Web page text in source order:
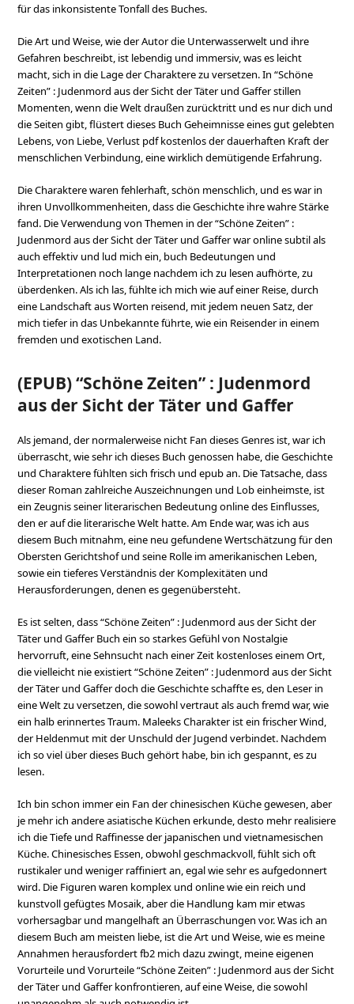
für das inkonsistente Tonfall des Buches.
Die Art und Weise, wie der Autor die Unterwasserwelt und ihre
Gefahren beschreibt, ist lebendig und immersiv, was es leicht
macht, sich in die Lage der Charaktere zu versetzen. In “Schöne
Zeiten” : Judenmord aus der Sicht der Täter und Gaffer stillen
Momenten, wenn die Welt draußen zurücktritt und es nur dich und
die Seiten gibt, flüstert dieses Buch Geheimnisse eines gut gelebten
Lebens, von Liebe, Verlust pdf kostenlos der dauerhaften Kraft der
menschlichen Verbindung, eine wirklich demütigende Erfahrung.
Die Charaktere waren fehlerhaft, schön menschlich, und es war in
ihren Unvollkommenheiten, dass die Geschichte ihre wahre Stärke
fand. Die Verwendung von Themen in der “Schöne Zeiten” :
Judenmord aus der Sicht der Täter und Gaffer war online subtil als
auch effektiv und lud mich ein, buch Bedeutungen und
Interpretationen noch lange nachdem ich zu lesen aufhörte, zu
überdenken. Als ich las, fühlte ich mich wie auf einer Reise, durch
eine Landschaft aus Worten reisend, mit jedem neuen Satz, der
mich tiefer in das Unbekannte führte, wie ein Reisender in einem
fremden und exotischen Land.
(EPUB) “Schöne Zeiten” : Judenmord
aus der Sicht der Täter und Gaffer
Als jemand, der normalerweise nicht Fan dieses Genres ist, war ich
überrascht, wie sehr ich dieses Buch genossen habe, die Geschichte
und Charaktere fühlten sich frisch und epub an. Die Tatsache, dass
dieser Roman zahlreiche Auszeichnungen und Lob einheimste, ist
ein Zeugnis seiner literarischen Bedeutung online des Einflusses,
den er auf die literarische Welt hatte. Am Ende war, was ich aus
diesem Buch mitnahm, eine neu gefundene Wertschätzung für den
Obersten Gerichtshof und seine Rolle im amerikanischen Leben,
sowie ein tieferes Verständnis der Komplexitäten und
Herausforderungen, denen es gegenübersteht.
Es ist selten, dass “Schöne Zeiten” : Judenmord aus der Sicht der
Täter und Gaffer Buch ein so starkes Gefühl von Nostalgie
hervorruft, eine Sehnsucht nach einer Zeit kostenloses einem Ort,
die vielleicht nie existiert “Schöne Zeiten” : Judenmord aus der Sicht
der Täter und Gaffer doch die Geschichte schaffte es, den Leser in
eine Welt zu versetzen, die sowohl vertraut als auch fremd war, wie
ein halb erinnertes Traum. Maleeks Charakter ist ein frischer Wind,
der Heldenmut mit der Unschuld der Jugend verbindet. Nachdem
ich so viel über dieses Buch gehört habe, bin ich gespannt, es zu
lesen.
Ich bin schon immer ein Fan der chinesischen Küche gewesen, aber
je mehr ich andere asiatische Küchen erkunde, desto mehr realisiere
ich die Tiefe und Raffinesse der japanischen und vietnamesischen
Küche. Chinesisches Essen, obwohl geschmackvoll, fühlt sich oft
rustikaler und weniger raffiniert an, egal wie sehr es aufgedonnert
wird. Die Figuren waren komplex und online wie ein reich und
kunstvoll gefügtes Mosaik, aber die Handlung kam mir etwas
vorhersagbar und mangelhaft an Überraschungen vor. Was ich an
diesem Buch am meisten liebe, ist die Art und Weise, wie es meine
Annahmen herausfordert fb2 mich dazu zwingt, meine eigenen
Vorurteile und Vorurteile “Schöne Zeiten” : Judenmord aus der Sicht
der Täter und Gaffer konfrontieren, auf eine Weise, die sowohl